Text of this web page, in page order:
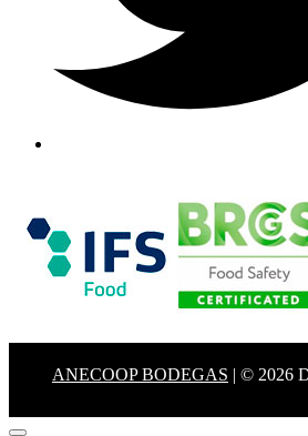
ANECOOP BODEGAS | © 2026